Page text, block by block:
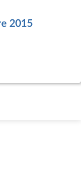
2015